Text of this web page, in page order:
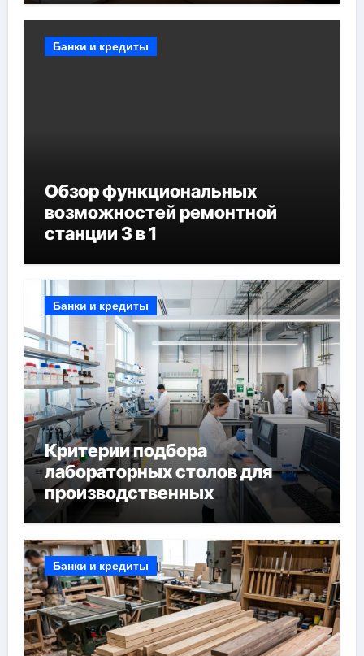
Банки и кредиты
Обзор функциональных
возможностей ремонтной
станции 3 в 1
Банки и кредиты
Критерии подбора
лабораторных столов для
производственных
лабораторий
Банки и кредиты